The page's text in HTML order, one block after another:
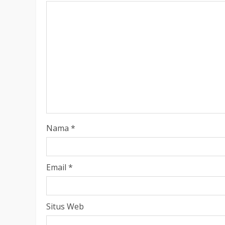
Nama *
Email *
Situs Web